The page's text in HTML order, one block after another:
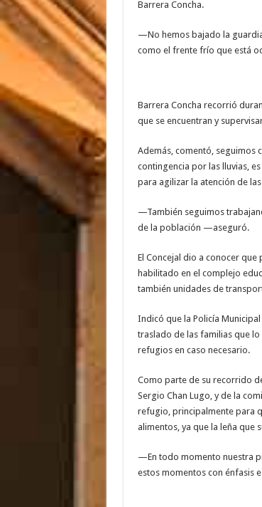
Barrera Concha.
—No hemos bajado la
como el frente frío que está
Barrera Concha recorrió
que se encuentran y
Además, comentó, seguimos
contingencia por las lluvias,
para agilizar la atención de
—También seguimos
de la población —aseguró.
El Concejal dio a conocer
habilitado en el complejo
también unidades de
Indicó que la Policía
traslado de las familias que
refugios en caso necesario.
Como parte de su recorrido
Sergio Chan Lugo, y de la
refugio, principalmente para
alimentos, ya que la leña que
—En todo momento nuestra
estos momentos con énfasis